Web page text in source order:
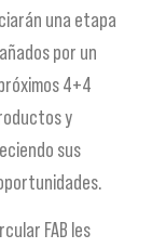
una etapa
por un
4+4
y
sus
FAB les